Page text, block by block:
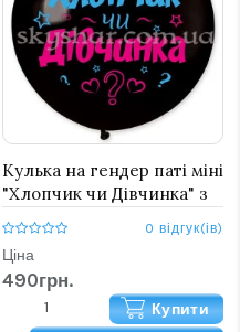
Кулька на гендер паті міні
"Хлопчик чи Дівчинка" з
гелієм 40 см
0 відгук(ів)
Ціна
490грн.
Купити